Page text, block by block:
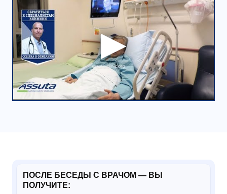
ПОСЛЕ БЕСЕДЫ С ВРАЧОМ — ВЫ
ПОЛУЧИТЕ: